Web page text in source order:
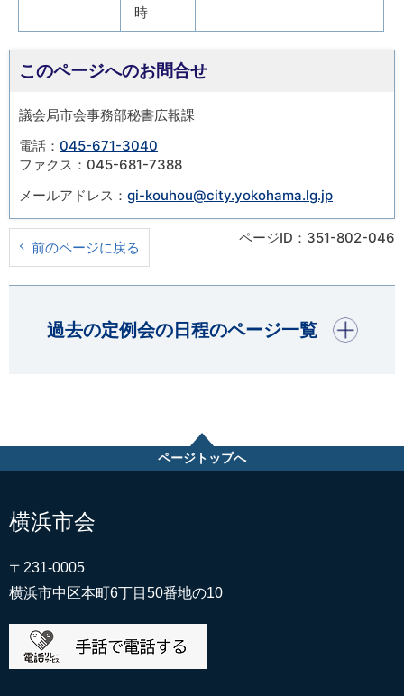
時
このページへのお問合せ
議会局市会事務部秘書広報課
電話： 045-671-3040
ファクス：045-681-7388
メールアドレス： gi-kouhou@city.yokohama.lg.jp
前のページに戻る
ページID：351-802-046
過去の定例会の日程のページ一覧
開く
ページトップへ
横浜市会
〒231-0005
横浜市中区本町6丁目50番地の10